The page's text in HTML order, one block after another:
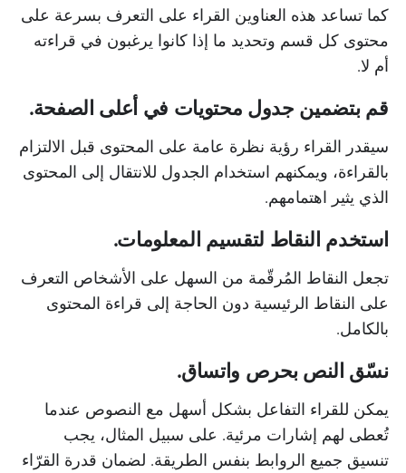
كما تساعد هذه العناوين القراء على التعرف بسرعة على
محتوى كل قسم وتحديد ما إذا كانوا يرغبون في قراءته
أم لا.
قم بتضمين جدول محتويات في أعلى الصفحة.
سيقدر القراء رؤية نظرة عامة على المحتوى قبل الالتزام
بالقراءة، ويمكنهم استخدام الجدول للانتقال إلى المحتوى
الذي يثير اهتمامهم.
استخدم النقاط لتقسيم المعلومات.
تجعل النقاط المُرقّمة من السهل على الأشخاص التعرف
على النقاط الرئيسية دون الحاجة إلى قراءة المحتوى
بالكامل.
نسّق النص بحرص واتساق.
يمكن للقراء التفاعل بشكل أسهل مع النصوص عندما
تُعطى لهم إشارات مرئية. على سبيل المثال، يجب
تنسيق جميع الروابط بنفس الطريقة. لضمان قدرة القرّاء